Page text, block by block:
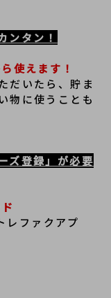
ンタン！
使えます！
だいたら、貯ま
物に使うことも
ズ登録」が必要
ファクアプ